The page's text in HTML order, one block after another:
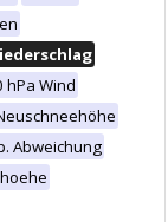
hPa Wind
Abweichung